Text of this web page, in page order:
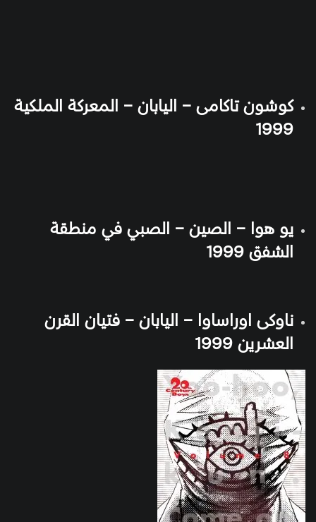
كوشون تاكامى – اليابان – المعركة الملكية
1999
يو هوا – الصين – الصبي في منطقة
الشفق 1999
ناوكى اوراساوا – اليابان – فتيان القرن
العشرين 1999